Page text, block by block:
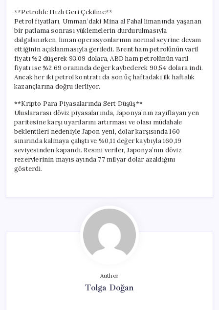
**Petrolde Hızlı Geri Çekilme**
Petrol fiyatları, Umman’daki Mina al Fahal limanında yaşanan
bir patlama sonrası yüklemelerin durdurulmasıyla
dalgalanırken, liman operasyonlarının normal seyrine devam
ettiğinin açıklanmasıyla geriledi. Brent ham petrolünün varil
fiyatı %2 düşerek 93,09 dolara, ABD ham petrolünün varil
fiyatı ise %2,69 oranında değer kaybederek 90,54 dolara indi.
Ancak her iki petrol kontratı da son üç haftadaki ilk haftalık
kazançlarına doğru ilerliyor.
**Kripto Para Piyasalarında Sert Düşüş**
Uluslararası döviz piyasalarında, Japonya’nın zayıflayan yen
paritesine karşı uyarılarını artırması ve olası müdahale
beklentileri nedeniyle Japon yeni, dolar karşısında 160
sınırında kalmaya çalıştı ve %0,11 değer kaybıyla 160,19
seviyesinden kapandı. Resmi veriler, Japonya’nın döviz
rezervlerinin mayıs ayında 77 milyar dolar azaldığını
gösterdi.
Author
Tolga Doğan